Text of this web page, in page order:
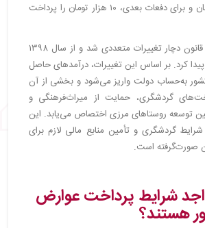
باید مبلغ ۵ هزار تومان و برای دفعات بعدی، ۱۰ هزار تومان را پرداخت
با گذشت زمان، این قانون دچار تغییرات متعددی شد و از سال ۱۳۹۸
کرد. بر اساس این تغییرات، درآمدهای حاصل
به‌حساب دولت واریز می‌شود و بخشی از آن
گردشگری، حمایت از میراث‌فرهنگی و
توسعه روستاهای مرزی اختصاص می‌یابد. این
گردشگری و تأمین منابع مالی لازم برای
صورت‌گرفته است.
شرایط پرداخت عوارض
هستند؟